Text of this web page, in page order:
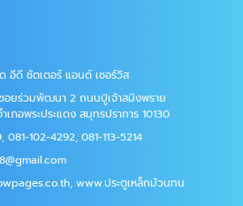
อีดี ชัตเตอร์ แอนด์ เซอร์วิส
ยร่วมพัฒนา 2 ถนนปู่เจ้าสมิงพราย
เภอพระประแดง สมุทรปราการ 10130
, 081-102-4292, 081-113-5214
,www.ประตูเหล็กม้วนทน